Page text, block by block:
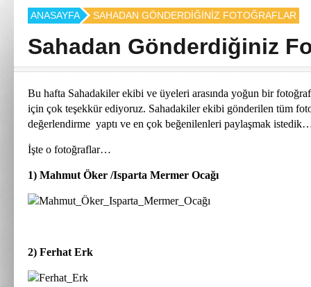
ANASAYFA SAHADAN GÖNDERDIĞINIZ FOTOĞRAFLAR
Sahadan Gönderdiğiniz
Bu hafta Sahadakiler ekibi ve üyeleri arasında yoğun bir
için çok teşekkür ediyoruz. Sahadakiler ekibi gönderilen tüm
değerlendirme yaptı ve en çok beğenilenleri paylaşmak
İşte o fotoğraflar…
1) Mahmut Öker /Isparta Mermer Ocağı
2) Ferhat Erk